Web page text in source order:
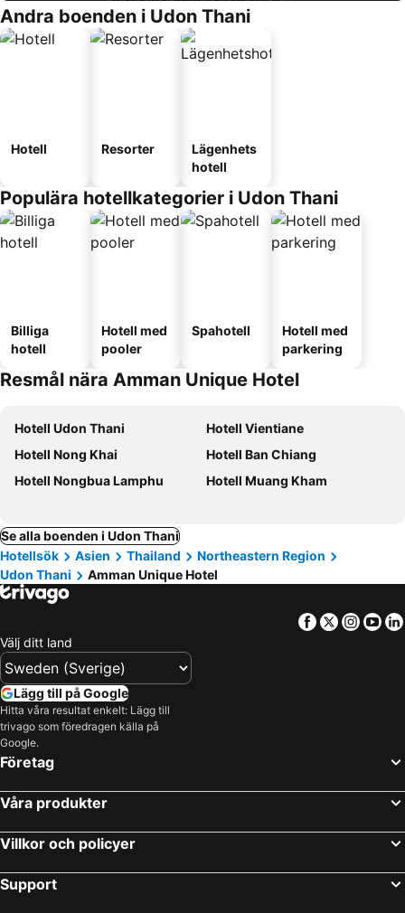
Andra boenden i Udon Thani
Hotell Resorter
Lägenhets
hotell
Populära hotellkategorier i Udon Thani
Billiga
hotell
Hotell med
pooler
Spahotell
Hotell med
parkering
Resmål nära Amman Unique Hotel
Hotell Udon Thani
Hotell Vientiane
Hotell Nong Khai
Hotell Ban Chiang
Hotell Nongbua Lamphu
Hotell Muang Kham
Se alla boenden i Udon Thani
Hotellsök
Asien Thailand
Northeastern Region
Udon Thani
Amman Unique Hotel
Facebook
Twitter
Välj ditt land
Lägg till på Google
Hitta våra resultat enkelt: Lägg till
trivago som föredragen källa på
Google.
Företag
Våra produkter
Villkor och policyer
Support